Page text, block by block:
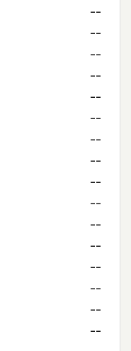
--
--
--
--
--
--
--
--
--
--
--
--
--
--
--
--